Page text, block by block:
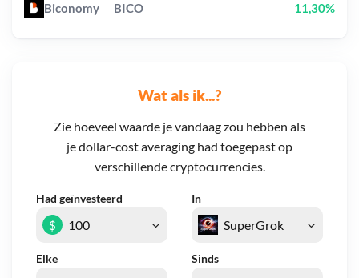
Wat als ik...?
Zie hoeveel waarde je vandaag zou hebben als
je dollar-cost averaging had toegepast op
verschillende cryptocurrencies.
Had geïnvesteerd In
Elke Sinds
$
Biconomy BICO 11,30%